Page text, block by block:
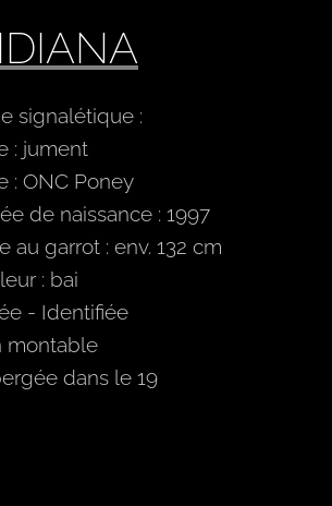
signalétique :
: jument
: ONC Poney
de naissance : 1997
au garrot : env. 132 cm
: bai
- Identifiée
montable
dans le 19